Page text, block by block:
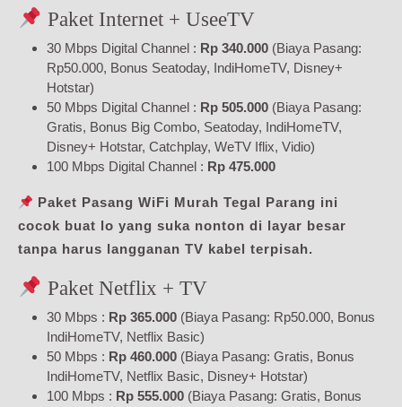
Paket Internet + UseeTV
30 Mbps Digital Channel : Rp 340.000 (Biaya Pasang:
Rp50.000, Bonus Seatoday, IndiHomeTV, Disney+
Hotstar)
50 Mbps Digital Channel : Rp 505.000 (Biaya Pasang:
Gratis, Bonus Big Combo, Seatoday, IndiHomeTV,
Disney+ Hotstar, Catchplay, WeTV Iflix, Vidio)
100 Mbps Digital Channel : Rp 475.000
Paket Pasang WiFi Murah Tegal Parang ini
cocok buat lo yang suka nonton di layar besar
tanpa harus langganan TV kabel terpisah.
Paket Netflix + TV
30 Mbps : Rp 365.000 (Biaya Pasang: Rp50.000, Bonus
IndiHomeTV, Netflix Basic)
50 Mbps : Rp 460.000 (Biaya Pasang: Gratis, Bonus
IndiHomeTV, Netflix Basic, Disney+ Hotstar)
100 Mbps : Rp 555.000 (Biaya Pasang: Gratis, Bonus